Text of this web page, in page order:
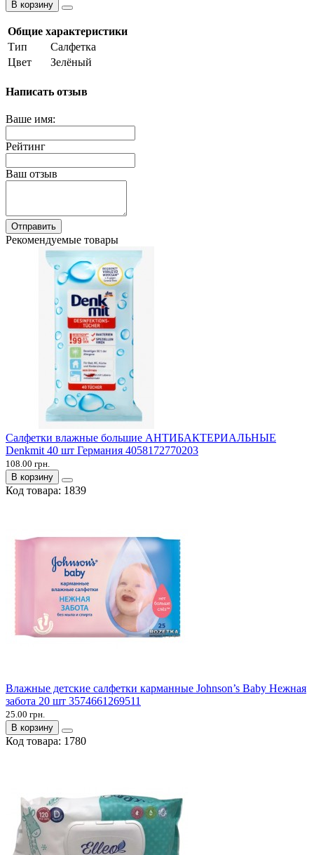
В корзину
Общие характеристики
Тип
Салфетка
Цвет
Зелёный
Написать отзыв
Ваше имя:
Рейтинг
Ваш отзыв
Отправить
Рекомендуемые товары
Салфетки влажные большие АНТИБАКТЕРИАЛЬНЫЕ
Denkmit 40 шт Германия 4058172770203
108.00 грн.
В корзину
Код товара: 1839
Влажные детские салфетки карманные Johnson’s Baby Нежная
забота 20 шт 3574661269511
25.00 грн.
В корзину
Код товара: 1780